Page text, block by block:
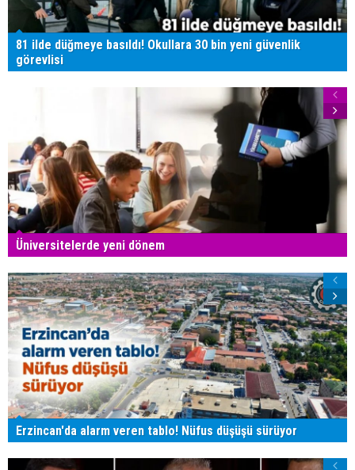
81 ilde düğmeye basıldı! Okullara 30 bin yeni güvenlik
görevlisi
Üniversitelerde yeni dönem
Erzincan'da alarm veren tablo! Nüfus düşüşü sürüyor